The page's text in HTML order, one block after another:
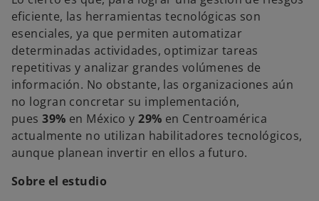
eficiente, las herramientas tecnológicas son
esenciales, ya que permiten automatizar
determinadas actividades, optimizar tareas
repetitivas y analizar grandes volúmenes de
información. No obstante, las organizaciones aún
no logran concretar su implementación,
pues39% en México y29% en Centroamérica
actualmente no utilizan habilitadores tecnológicos,
aunque planean invertir en ellos a futuro.
Sobre el estudio